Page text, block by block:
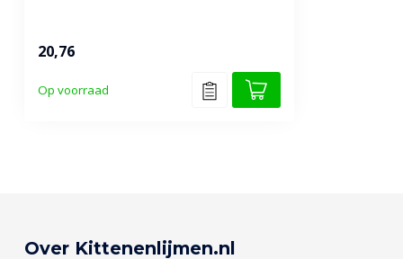
20,76
Op voorraad
Over Kittenenlijmen.nl